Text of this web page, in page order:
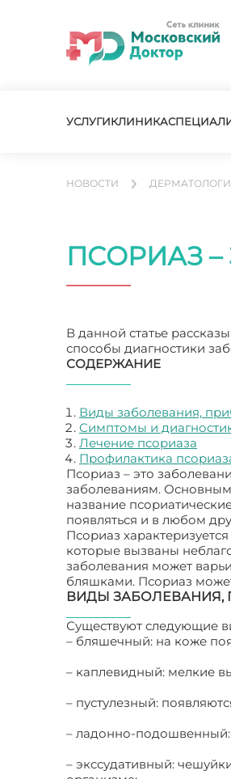
УСЛУГИКЛИНИКА
НОВОСТИ
ПСОРИАЗ
В данной статье
способы диагностики
СОДЕРЖАНИЕ
Виды заболевания,
Симптомы и
Лечение псориаза
Профилактика
Псориаз – это
заболеваниям. Основным
название
появляться и в любом
Псориаз
которые вызваны
заболевания может
бляшками. Псориаз
ВИДЫ
Существуют следующие
– бляшечный: на коже
– каплевидный: мелкие
– пустулезный:
– ладонно-подошвенный:
– экссудативный: